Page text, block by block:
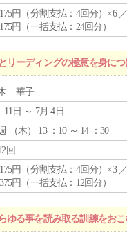
円（分割支払：4回分）×6
円（一括支払：24回分）
ーディングの極意を身につ
華子
11日 ～ 7月 4日
（木） 13 ：10 ～ 14 ：30
回
円（分割支払：4回分）×3
円（一括支払：12回分）
る事を読み取る訓練をおこ